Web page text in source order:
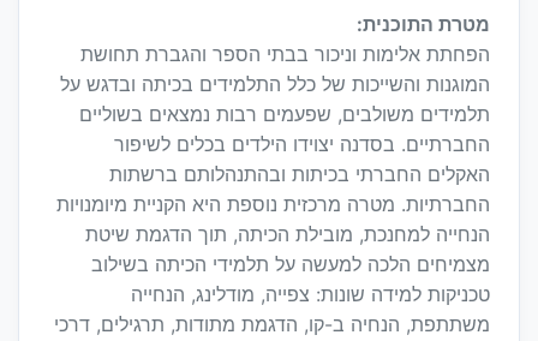
מטרת התוכנית:
הפחתת אלימות וניכור בבתי הספר והגברת תחושת
המוגנות והשייכות של כלל התלמידים בכיתה ובדגש על
תלמידים משולבים, שפעמים רבות נמצאים בשוליים
החברתיים. בסדנה יצוידו הילדים בכלים לשיפור
האקלים החברתי בכיתות ובהתנהלותם ברשתות
החברתיות. מטרה מרכזית נוספת היא הקניית מיומנויות
הנחייה למחנכת, מובילת הכיתה, תוך הדגמת שיטת
מצמיחים הלכה למעשה על תלמידי הכיתה בשילוב
טכניקות למידה שונות: צפייה, מודלינג, הנחייה
משתתפת, הנחיה ב-קו, הדגמת מתודות, תרגילים, דרכי